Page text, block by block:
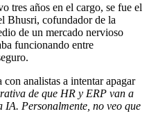
tres años en el cargo, se fue el
Bhusri, cofundador de la
de un mercado nervioso
funcionando entre
analistas a intentar apagar
de que HR y ERP van a
IA. Personalmente, no veo que